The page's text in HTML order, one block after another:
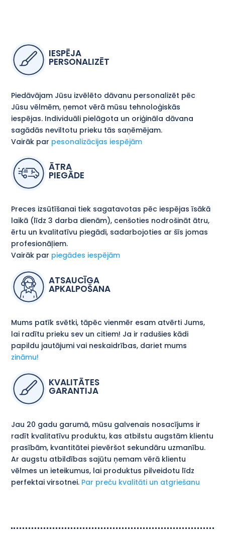
IESPĒJA
PERSONALIZĒT
Piedāvājam Jūsu izvēlēto dāvanu personalizēt pēc
Jūsu vēlmēm, ņemot vērā mūsu tehnoloģiskās
iespējas. Individuāli pielāgota un oriģināla dāvana
sagādās neviltotu prieku tās saņēmējam.
Vairāk par pesonalizācijas iespējām
ĀTRA
PIEGĀDE
Preces izsūtīšanai tiek sagatavotas pēc iespējas īsākā
laikā (līdz 3 darba dienām), cenšoties nodrošināt ātru,
ērtu un kvalitatīvu piegādi, sadarbojoties ar šīs jomas
profesionāļiem.
Vairāk par piegādes iespējām
ATSAUCĪGA
APKALPOŠANA
Mums patīk svētki, tāpēc vienmēr esam atvērti Jums,
lai radītu prieku sev un citiem! Ja ir radušies kādi
papildu jautājumi vai neskaidrības, dariet mums
zināmu!
KVALITĀTES
GARANTIJA
Jau 20 gadu garumā, mūsu galvenais nosacījums ir
radīt kvalitatīvu produktu, kas atbilstu augstām klientu
prasībām, kvantitātei pievēršot sekundāru uzmanību.
Ar augstu atbildības sajūtu ņemam vērā klientu
vēlmes un ieteikumus, lai produktus pilveidotu līdz
perfektai virsotnei. Par preču kvalitāti un atgriešanu